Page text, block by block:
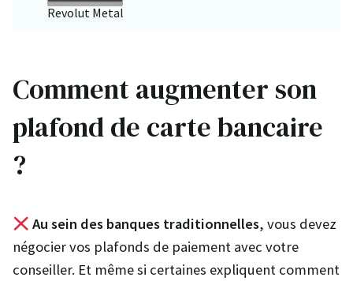
Revolut Metal
Comment augmenter son
plafond de carte bancaire
?
Au sein des banques traditionnelles, vous devez
négocier vos plafonds de paiement avec votre
conseiller. Et même si certaines expliquent comment